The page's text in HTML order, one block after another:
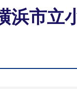
浜市立